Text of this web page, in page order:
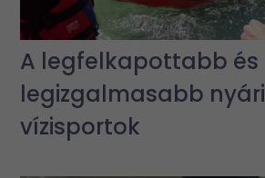
A legfelkapottabb és
legizgalmasabb nyári
vízisportok